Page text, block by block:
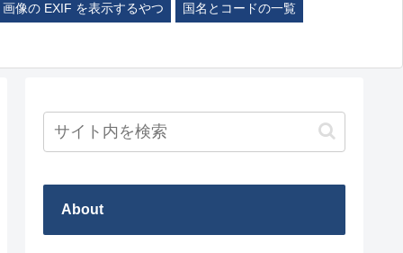
画像の EXIF を表示するやつ 国名とコードの一覧
About